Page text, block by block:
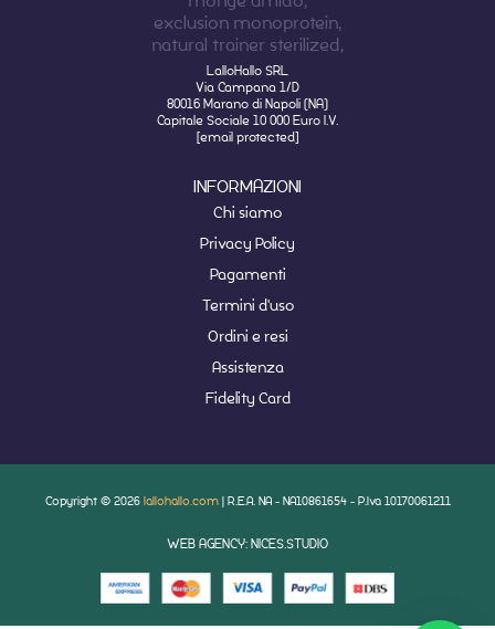
LalloHallo SRL
Via Campana 1/D
80016 Marano di Napoli (NA)
Capitale Sociale 10 000 Euro I.V.
[email protected]
INFORMAZIONI
Chi siamo
Privacy Policy
Pagamenti
Termini d'uso
Ordini e resi
Assistenza
Fidelity Card
Copyright © 2026 lallohallo.com | R.E.A. NA - NA10861654 - P.Iva 10170061211
WEB AGENCY: NICES.STUDIO